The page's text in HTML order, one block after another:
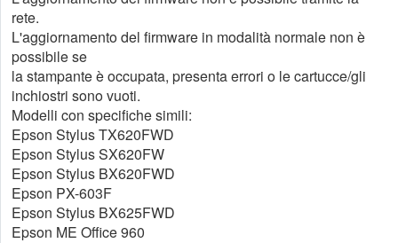
rete.
L'aggiornamento del firmware in modalità normale non è
possibile se
la stampante è occupata, presenta errori o le cartucce/gli
inchiostri sono vuoti.
Modelli con specifiche simili:
Epson Stylus TX620FWD
Epson Stylus SX620FW
Epson Stylus BX620FWD
Epson PX-603F
Epson Stylus BX625FWD
Epson ME Office 960